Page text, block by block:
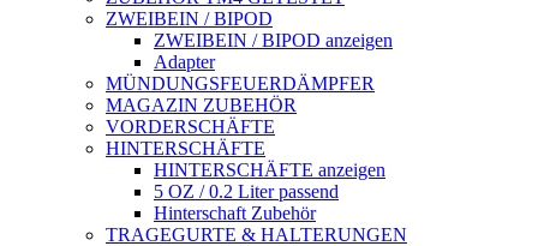
ZWEIBEIN / BIPOD
ZWEIBEIN / BIPOD anzeigen
Adapter
MÜNDUNGSFEUERDÄMPFER
MAGAZIN ZUBEHÖR
VORDERSCHÄFTE
HINTERSCHÄFTE
HINTERSCHÄFTE anzeigen
5 OZ / 0.2 Liter passend
Hinterschaft Zubehör
TRAGEGURTE & HALTERUNGEN